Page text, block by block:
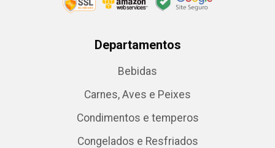
Departamentos
Bebidas
Carnes, Aves e Peixes
Condimentos e temperos
Congelados e Resfriados